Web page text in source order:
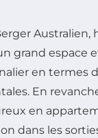
Australien,
grand espace
en termes
En
en
dans les